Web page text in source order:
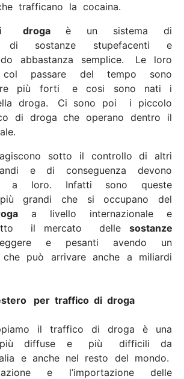
trafficano la cocaina.
drogaè un sistema di
di sostanze stupefacenti e
abbastanza semplice. Le loro
col passare del tempo sono
più forti e cosi sono nati i
droga. Ci sono poi i piccolo
di droga che operano dentro il
sotto il controllo di altri
e di conseguenza devono
a loro. Infatti sono queste
più grandi che si occupano del
a livello internazionale e
il mercato delle sostanze
e pesanti avendo un
che può arrivare anche a miliardi
per traffico di droga
il traffico di droga è una
più diffuse e più difficili da
e anche nel resto del mondo.
e l’importazione delle